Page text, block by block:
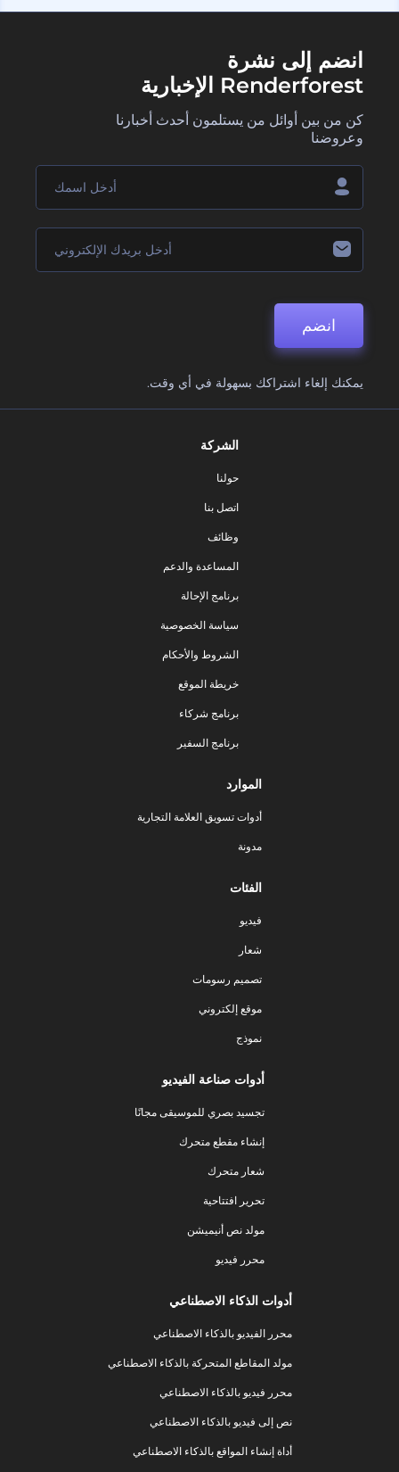
انضم إلى نشرة
Renderforest الإخبارية
كن من بين أوائل من يستلمون أحدث أخبارنا
وعروضنا
انضم
يمكنك إلغاء اشتراكك بسهولة في أي وقت.
الشركة
حولنا
اتصل بنا
وظائف
المساعدة والدعم
برنامج الإحالة
سياسة الخصوصية
الشروط والأحكام
خريطة الموقع
برنامج شركاء
برنامج السفير
الموارد
أدوات تسويق العلامة التجارية
مدونة
الفئات
فيديو
شعار
تصميم رسومات
موقع إلكتروني
نموذج
أدوات صناعة الفيديو
تجسيد بصري للموسيقى مجانًا
إنشاء مقطع متحرك
شعار متحرك
تحرير افتتاحية
مولد نص أنيميشن
محرر فيديو
أدوات الذكاء الاصطناعي
محرر الفيديو بالذكاء الاصطناعي
مولد المقاطع المتحركة بالذكاء الاصطناعي
محرر فيديو بالذكاء الاصطناعي
نص إلى فيديو بالذكاء الاصطناعي
أداة إنشاء المواقع بالذكاء الاصطناعي